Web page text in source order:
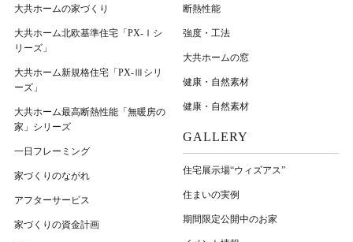
大共ホームの家づくり
大共ホーム北欧基準住宅「PX-Ⅰシ
リーズ」
大共ホーム新規格住宅「PX-Ⅲシリ
ーズ」
大共ホーム最高断熱性能「無暖房の
家」シリーズ
一日フレーミング
家づくりのながれ
アフターサービス
家づくりの資金計画
断熱性能
強度・工法
大共ホームの窓
健康・自然素材
健康・自然素材
GALLERY
住宅展示場“ウィズアス”
住まいの実例
期間限定公開中のお家